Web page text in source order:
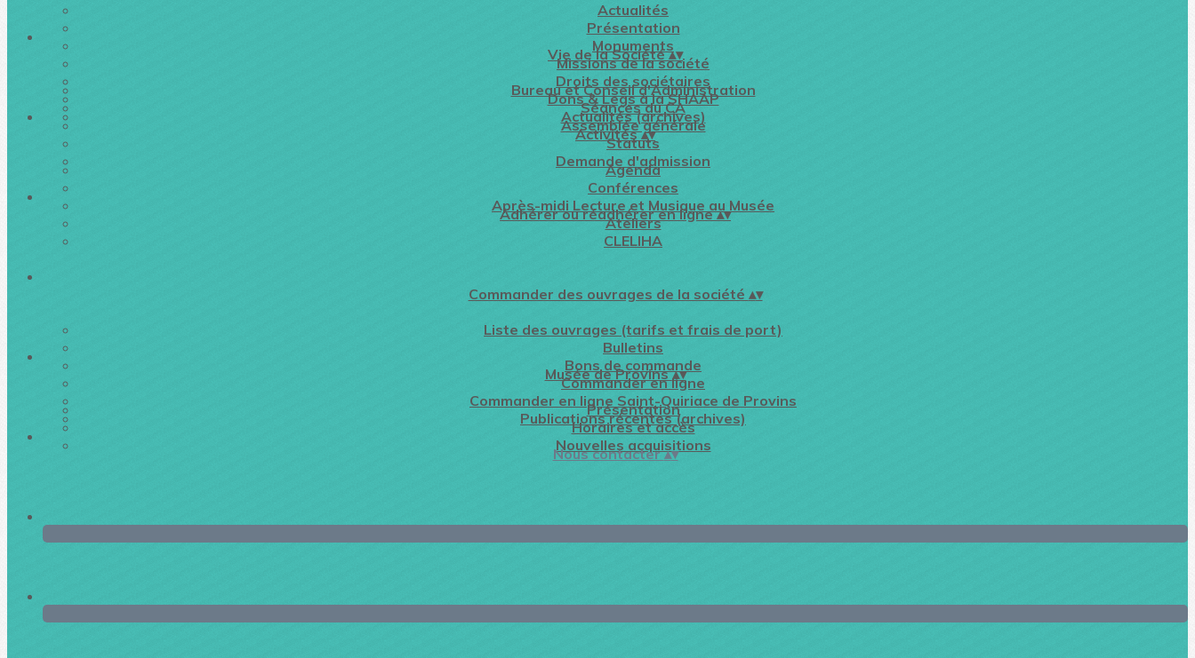
Actualités
Présentation
Monuments
Missions de la société
Droits des sociétaires
Dons & Legs à la SHAAP
Actualités (archives)
Vie de la Société▴▾
Bureau et Conseil d'Administration
Séances du CA
Assemblée générale
Statuts
Demande d'admission
Activités▴▾
Agenda
Conférences
Après-midi Lecture et Musique au Musée
Ateliers
CLELIHA
Adhérer ou réadhérer en ligne▴▾
Commander des ouvrages de la société ▴▾
Liste des ouvrages (tarifs et frais de port)
Bulletins
Bons de commande
Commander en ligne
Commander en ligne Saint-Quiriace de Provins
Publications récentes (archives)
Musée de Provins▴▾
Présentation
Horaires et accès
Nouvelles acquisitions
Nous contacter▴▾